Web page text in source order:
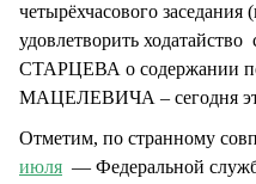
четырёхчасового
удовлетворить
СТАРЦЕВА о содержании
МАЦЕЛЕВИЧА – сегодня
Отметим, по странному
июля — Федеральной